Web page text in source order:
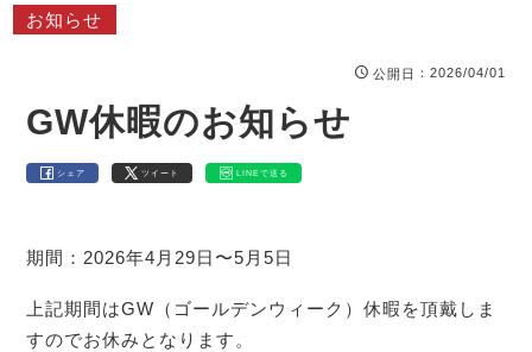
お知らせ
公開日 ：2026/04/01
GW休暇のお知らせ
シェア ツイート LINEで送る
期間：2026年4月29日〜5月5日
上記期間はGW（ゴールデンウィーク）休暇を頂戴しま
すのでお休みとなります。